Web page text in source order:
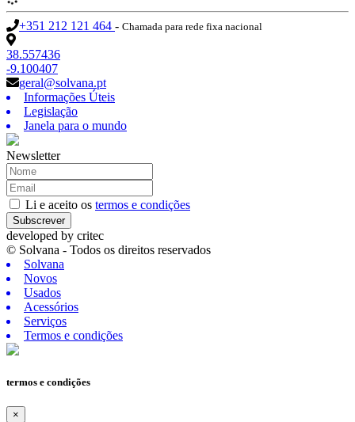
+351 212 121 464 - Chamada para rede fixa nacional
38.557436
-9.100407
geral@solvana.pt
Informações Úteis
Legislação
Janela para o mundo
Newsletter
Li e aceito os termos e condições
Subscrever
developed by critec
© Solvana - Todos os direitos reservados
Solvana
Novos
Usados
Acessórios
Serviços
Termos e condições
termos e condições
×